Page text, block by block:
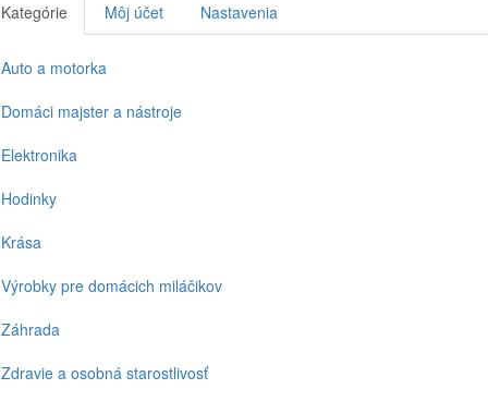
Kategórie Môj účet Nastavenia
Auto a motorka
Domáci majster a nástroje
Elektronika
Hodinky
Krása
Výrobky pre domácich miláčikov
Záhrada
Zdravie a osobná starostlivosť